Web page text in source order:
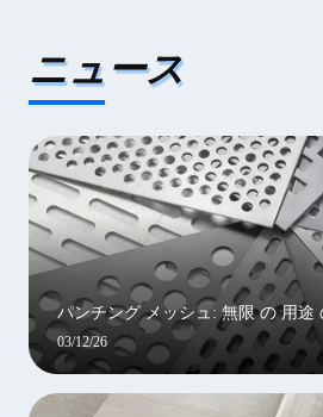
ニュース
パンチング メッシュ: 無限 の 用途
03/12/26